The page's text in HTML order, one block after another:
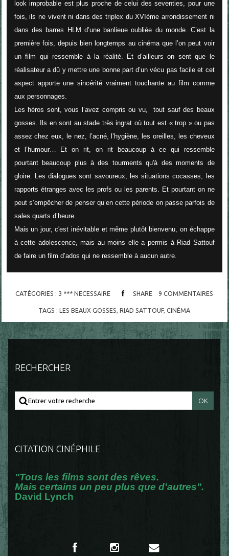
look improbable est plus proche de celui des seventies, pour une
fois, ils ne vivent ni dans des triplex du XVIème arrondissement ni
dans des barres HLM d’une banlieue oubliée du monde. C’est la
première fois, depuis bien longtemps au cinéma que l’on peut voir
un film qui ressemble à la réalité. Et d’ailleurs on sent que le
réalisateur a dû y mettre une bonne part d’un vécu pas facile et cet
aspect apporte une sincérité vraiment touchante au film comme
aux personnages.
Les héros sont, vous l’avez compris ou vu,
tout sauf des beaux
gosses. Ils en sont au stade très ingrat où tout est « trop » ou pas
assez chez eux, le nez, l’acné, l’hygiène, les oreilles, les cheveux
et l’humour… Et on rit, on rit beaucoup à ce qui ressemble
pourtant beaucoup plus à des tourments qu'à des moments de
gloire. Les dialogues sont savoureux, les situations cocasses, les
rapports étranges avec les profs ou les parents. Et pourtant on ne
peut s’empêcher de penser qu’en cette période on passe parfois de
sales quarts d’heure.
Mais un jour, c'est inévitable et même plutôt bienvenu, on échappe
à cette adolescence, mais au moins elle a permis à Riad Sattouf
de faire un film d’ados qui ne ressemble à aucun autre.
CATÉGORIES : 3 *** NECESSAIRE SHARE 9 COMMENTAIRES
TAGS :LES BEAUX GOSSES ,RIAD SATTOUF,CINÉMA
RECHERCHER
CITATION CINÉPHILE
"Tous les films sont des rêves.
Mais certains un peu plus que d'autres".
David Lynch